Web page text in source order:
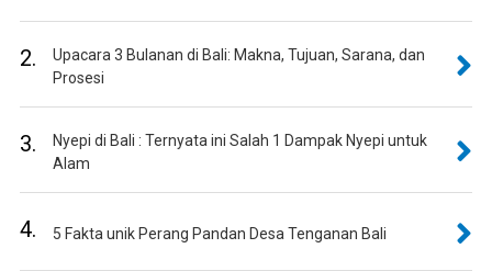
2.
Upacara 3 Bulanan di Bali: Makna, Tujuan, Sarana, dan
Prosesi
3.
Nyepi di Bali : Ternyata ini Salah 1 Dampak Nyepi untuk
Alam
4. 5 Fakta unik Perang Pandan Desa Tenganan Bali